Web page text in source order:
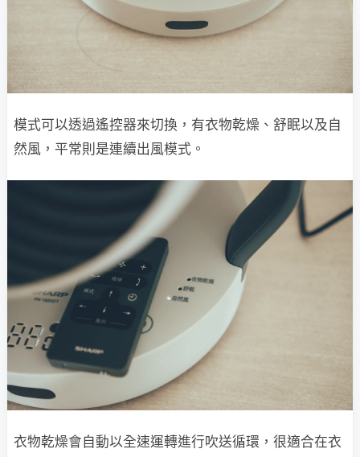
模式可以透過遙控器來切換，有衣物乾燥、舒眠以及自
然風，平常則是連續出風模式。
衣物乾燥會自動以全速運轉進行吹送循環，很適合在衣